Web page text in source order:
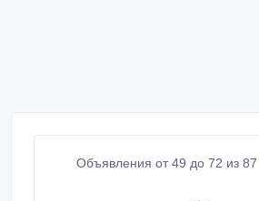
Объявления от 49 до 72 из